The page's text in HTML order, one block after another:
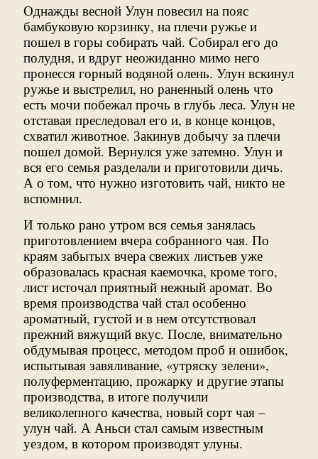
Однажды весной Улун повесил на пояс
бамбуковую корзинку, на плечи ружье и
пошел в горы собирать чай. Собирал его до
полудня, и вдруг неожиданно мимо него
пронесся горный водяной олень. Улун вскинул
ружье и выстрелил, но раненный олень что
есть мочи побежал прочь в глубь леса. Улун не
отставая преследовал его и, в конце концов,
схватил животное. Закинув добычу за плечи
пошел домой. Вернулся уже затемно. Улун и
вся его семья разделали и приготовили дичь.
А о том, что нужно изготовить чай, никто не
вспомнил.
И только рано утром вся семья занялась
приготовлением вчера собранного чая. По
краям забытых вчера свежих листьев уже
образовалась красная каемочка, кроме того,
лист источал приятный нежный аромат. Во
время производства чай стал особенно
ароматный, густой и в нем отсутствовал
прежний вяжущий вкус. После, внимательно
обдумывая процесс, методом проб и ошибок,
испытывая завяливание, «утряску зелени»,
полуферментацию, прожарку и другие этапы
производства, в итоге получили
великолепного качества, новый сорт чая –
улун чай. А Аньси стал самым известным
уездом, в котором производят улуны.